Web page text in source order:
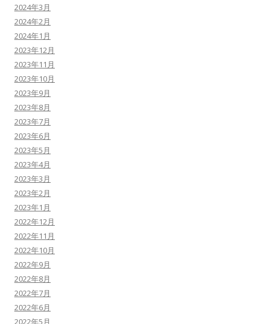
2024年3月
2024年2月
2024年1月
2023年12月
2023年11月
2023年10月
2023年9月
2023年8月
2023年7月
2023年6月
2023年5月
2023年4月
2023年3月
2023年2月
2023年1月
2022年12月
2022年11月
2022年10月
2022年9月
2022年8月
2022年7月
2022年6月
2022年5月